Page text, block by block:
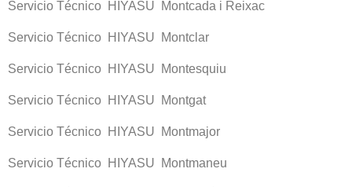
Servicio Técnico HIYASU Montcada i Reixac
Servicio Técnico HIYASU Montclar
Servicio Técnico HIYASU Montesquiu
Servicio Técnico HIYASU Montgat
Servicio Técnico HIYASU Montmajor
Servicio Técnico HIYASU Montmaneu